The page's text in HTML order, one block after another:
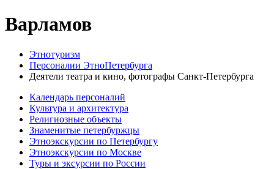
Варламов
Этнотуризм
Персоналии ЭтноПетербурга
Деятели театра и кино, фотографы Санкт-Петербурга
Календарь персоналий
Культура и архитектура
Религиозные объекты
Знаменитые петербуржцы
Этноэкскурсии по Петербургу
Этноэкскурсии по Москве
Туры и эксурсии по России